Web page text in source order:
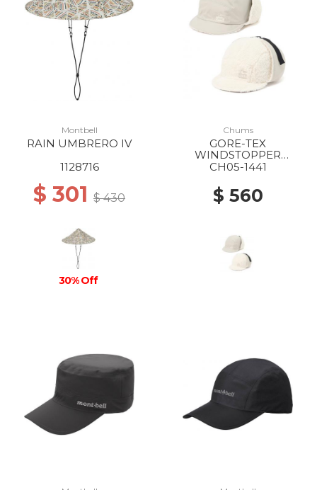
Montbell
RAIN UMBRERO IV
1128716
$ 301 $ 430
30% Off
Chums
GORE-TEX
WINDSTOPPER
REVERSIBLE CAP G100
CH05-1441
$ 560